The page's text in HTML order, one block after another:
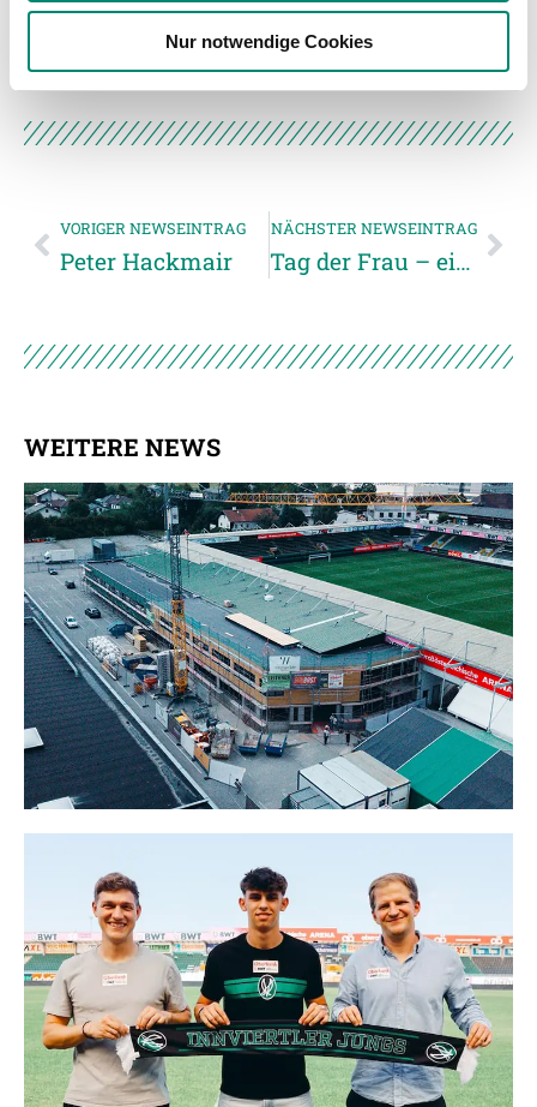
weiteren Daten zusammen, die Sie ihnen bereitgestellt
haben oder die sie im Rahmen Ihrer Nutzung der Dienste
gesammelt haben.
Nur notwendige Cookies
VORIGER NEWSEINTRAG
Peter Hackmair
NÄCHSTER NEWSEINTRAG
Tag der Frau – ein voller Erolg!
WEITERE NEWS